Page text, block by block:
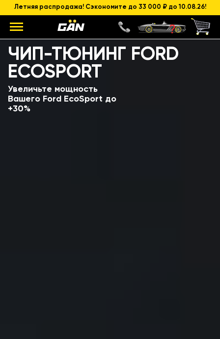
Летняя распродажа! Сэкономите до 33 000 ₽ до 10.08.26!
ЧИП-ТЮНИНГ FORD
ECOSPORT
Увеличьте мощность
Вашего Ford EcoSport до
+30%
Модель
Объем и мощность ДВС